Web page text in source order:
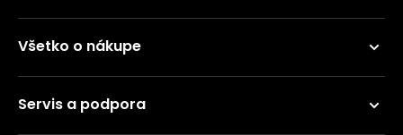
Všetko o nákupe
Servis a podpora